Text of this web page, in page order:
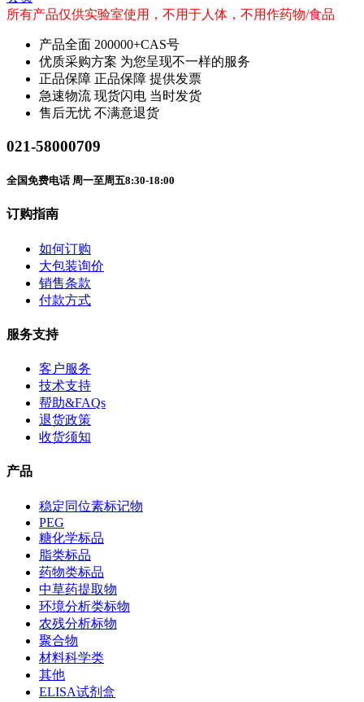
所有产品仅供实验室使用，不用于人体，不用作药物/食品
产品全面 200000+CAS号
优质采购方案 为您呈现不一样的服务
正品保障 正品保障 提供发票
急速物流 现货闪电 当时发货
售后无忧 不满意退货
021-58000709
全国免费电话 周一至周五8:30-18:00
订购指南
如何订购
大包装询价
销售条款
付款方式
服务支持
客户服务
技术支持
帮助&FAQs
退货政策
收货须知
产品
稳定同位素标记物
PEG
糖化学标品
脂类标品
药物类标品
中草药提取物
环境分析类标物
农残分析标物
聚合物
材料科学类
其他
ELISA试剂盒